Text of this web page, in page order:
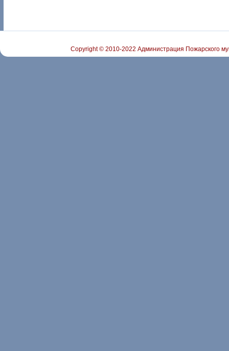
Copyright © 2010-2022 Администрация Пожарского